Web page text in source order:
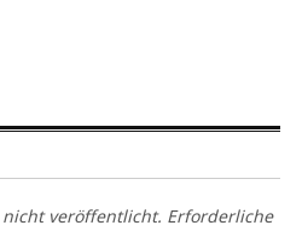
veröffentlicht. Erforderliche